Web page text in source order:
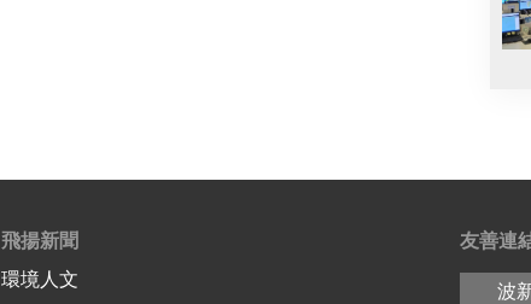
飛揚新聞
環境人文
友善連
波